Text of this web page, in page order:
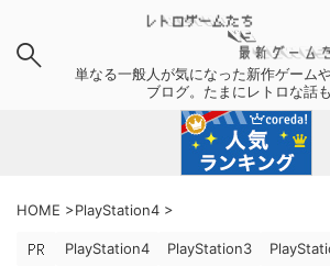
単なる一般人が気になった新作ゲーム
ブログ。たまにレトロな話も
HOME >PlayStation4 >
PlayStation4 PlayStation3